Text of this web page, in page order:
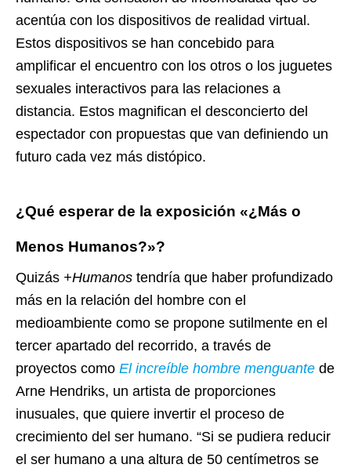
acentúa con los dispositivos de realidad virtual.
Estos dispositivos se han concebido para
amplificar el encuentro con los otros o los juguetes
sexuales interactivos para las relaciones a
distancia. Estos magnifican el desconcierto del
espectador con propuestas que van definiendo un
futuro cada vez más distópico.
¿Qué esperar de la exposición «¿Más o
Menos Humanos?»?
Quizás +Humanos tendría que haber profundizado
más en la relación del hombre con el
medioambiente como se propone sutilmente en el
tercer apartado del recorrido, a través de
proyectos como El increíble hombre menguante de
Arne Hendriks, un artista de proporciones
inusuales, que quiere invertir el proceso de
crecimiento del ser humano. “Si se pudiera reducir
el ser humano a una altura de 50 centímetros se